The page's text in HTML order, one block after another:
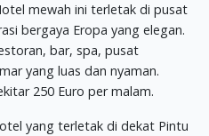
mewah ini terletak di pusat
bergaya Eropa yang elegan.
bar, spa, pusat
yang luas dan nyaman.
250 Euro per malam.
yang terletak di dekat Pintu